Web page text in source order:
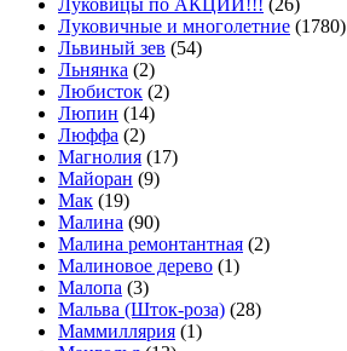
Луковицы по АКЦИИ!!! (26)
Луковичные и многолетние (1780)
Львиный зев (54)
Льнянка (2)
Любисток (2)
Люпин (14)
Люффа (2)
Магнолия (17)
Майоран (9)
Мак (19)
Малина (90)
Малина ремонтантная (2)
Малиновое дерево (1)
Малопа (3)
Мальва (Шток-роза) (28)
Маммиллярия (1)